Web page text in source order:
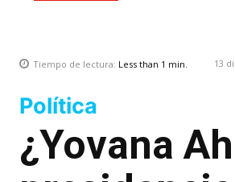
Tiempo de lectura: Less than 1 min. 13
Política
¿Yovana